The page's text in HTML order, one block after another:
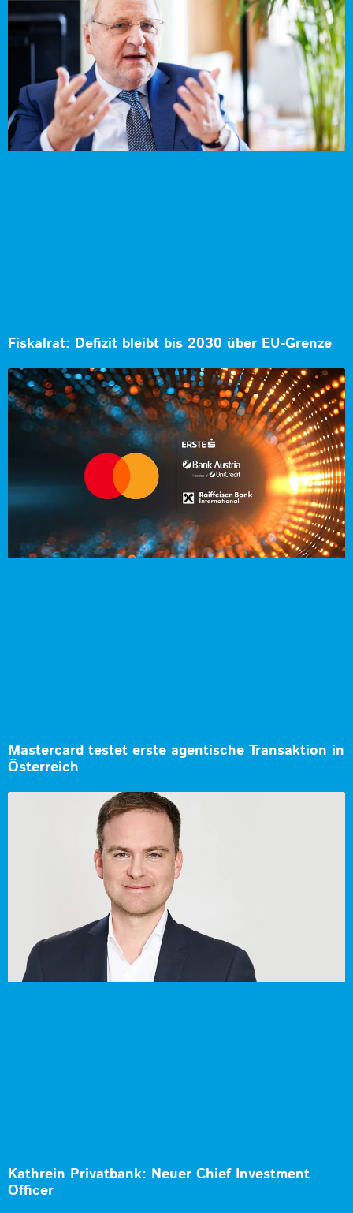
Fiskalrat: Defizit bleibt bis 2030 über EU-Grenze
Mastercard testet erste agentische Transaktion in
Österreich
Kathrein Privatbank: Neuer Chief Investment
Officer